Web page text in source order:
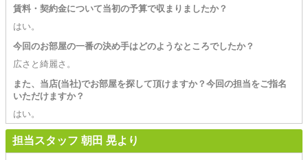
賃料・契約金について当初の予算で収まりましたか？
はい。
今回のお部屋の一番の決め手はどのようなところでしたか？
広さと綺麗さ。
また、当店(当社)でお部屋を探して頂けますか？今回の担当をご指名
いただけますか？
はい。
担当スタッフ 朝田 晃より